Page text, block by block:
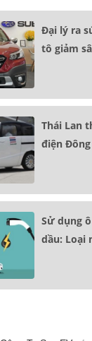
Đại lý ra
tô giảm
Thái Lan
điện
Sử dụng
dầu: Loại